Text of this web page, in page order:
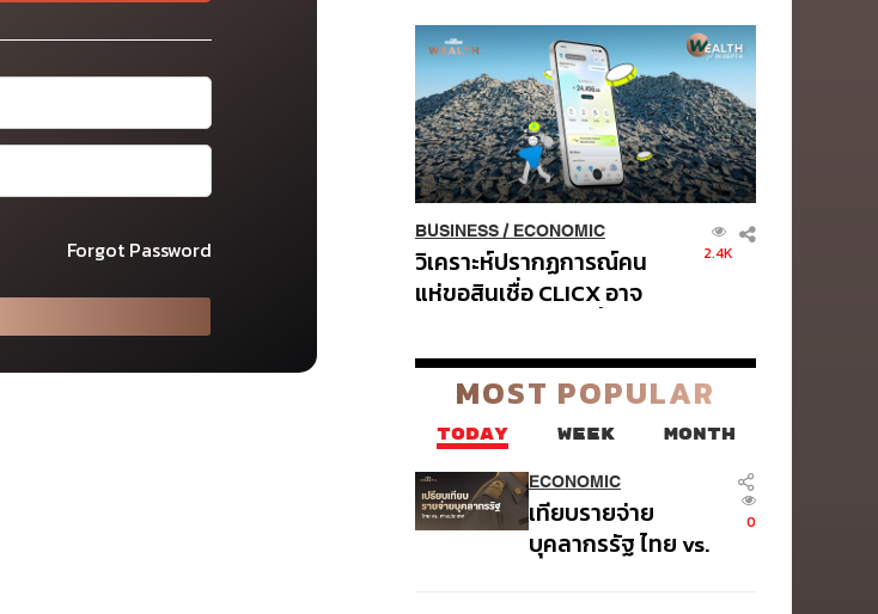
Forgot Password
Global Order
BUSINESS/ ECONOMIC
วิเคราะห์ปรากฏการณ์คน
แห่ขอสินเชื่อ CLICX อาจ
ของปัญหาหนี้ครัวเรือนไทย
ที่ถูกซุกไว้
2.4K
MOST POPULAR
TODAY WEEK MONTH
ECONOMIC
เทียบรายจ่าย
บุคลากรรัฐ ไทย vs.
0